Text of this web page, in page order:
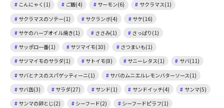
こんにゃく(1)
ご飯(4) サーモン(6)
サクラマス(1)
サクラマスのソテー(1)
サクランボ(4)
サケ(16)
サケのハーブオイル焼き(1)
ささみ(1)
さっぱり(1)
サッポロ一番(1)
サツマイモ(10)
さつまいも(1)
サツマイモのサラダ(1)
サトイモ(8) サニーレタス(1)
サバ(11)
サバとナスのスパゲッティーニ(1)
サバのムニエルレモンバターソース(1)
サバ缶(3)
サラダ(27) サンド(1) サンドイッチ(4)
サンマ(5)
サンマの卵とじ(2)
シーフード(2)
シーフードピラフ(1)